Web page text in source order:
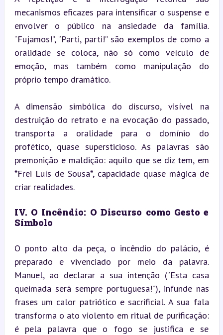
mecanismos eficazes para intensificar o suspense e
envolver o público na ansiedade da família.
“Fujamos!”, “Parti, parti!” são exemplos de como a
oralidade se coloca, não só como veículo de
emoção, mas também como manipulação do
próprio tempo dramático.
A dimensão simbólica do discurso, visível na
destruição do retrato e na evocação do passado,
transporta a oralidade para o domínio do
profético, quase supersticioso. As palavras são
premonição e maldição: aquilo que se diz tem, em
*Frei Luís de Sousa*, capacidade quase mágica de
criar realidades.
IV. O Incêndio: O Discurso como Gesto e
Símbolo
O ponto alto da peça, o incêndio do palácio, é
preparado e vivenciado por meio da palavra.
Manuel, ao declarar a sua intenção (“Esta casa
queimada será sempre portuguesa!”), infunde nas
frases um calor patriótico e sacrificial. A sua fala
transforma o ato violento em ritual de purificação:
é pela palavra que o fogo se justifica e se